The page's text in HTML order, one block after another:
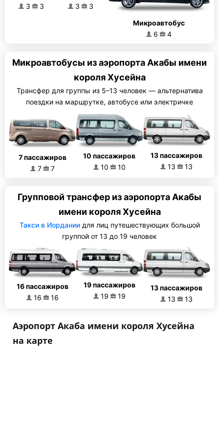
3
3
3
3
Микроавтобус
6
4
Микроавтобусы из аэропорта Акабы имени
короля Хусейна
Трансфер для группы из 5–13 человек — альтернатива
поездки на маршрутке, автобусе или электричке
7 пассажиров
7
7
10 пассажиров
10
10
13 пассажиров
13
13
Групповой трансфер из аэропорта Акабы
имени короля Хусейна
Такси в Иорданиидля лиц путешествующих большой
группой от 13 до 19 человек
16 пассажиров
16
16
19 пассажиров
19
19
13 пассажиров
13
13
Аэропорт Акаба имени короля Хусейна
на карте